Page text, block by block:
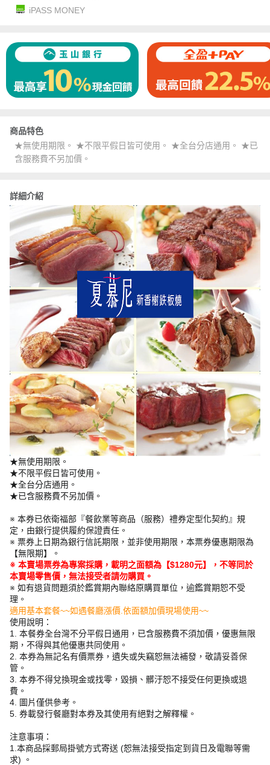
iPASS MONEY
商品特色
★無使用期限。 ★不限平假日皆可使用。 ★全台分店通用。 ★已
含服務費不另加價。
詳細介紹
★無使用期限。
★不限平假日皆可使用。
★全台分店通用。
★已含服務費不另加價。
※ 本券已依衛福部『餐飲業等商品（服務）禮券定型化契約』規
定，由銀行提供履約保證責任。
※ 票券上日期為銀行信託期限，並非使用期限，本票券優惠期限為
【無限期】。
※ 本賣場票券為專案採購，載明之面額為【$1280元】，不等同於
本賣場零售價，無法接受者請勿購買。
※ 如有退貨問題須於鑑賞期內聯絡原購買單位，逾鑑賞期恕不受
理。
適用基本套餐~~如遇餐廳漲價.依面額加價現場使用~~
使用說明：
1. 本餐券全台灣不分平假日通用，已含服務費不須加價，優惠無限
期，不得與其他優惠共同使用。
2. 本券為無記名有價票券，遺失或失竊恕無法補發，敬請妥善保
管。
3. 本券不得兌換現金或找零，毀損、髒汙恕不接受任何更換或退
費。
4. 圖片僅供參考。
5. 券載發行餐廳對本券及其使用有絕對之解釋權。
注意事項：
1.本商品採郵局掛號方式寄送 (恕無法接受指定到貨日及電聯等需
求) 。